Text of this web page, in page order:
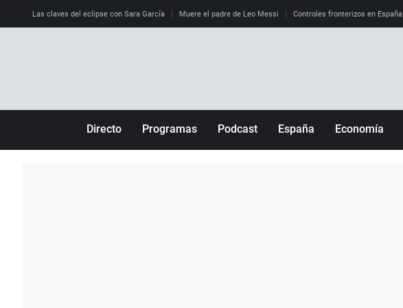
Las claves del eclipse con Sara García Muere el padre de Leo Messi Controles fronterizos en España
Directo Programas Podcast España Economía